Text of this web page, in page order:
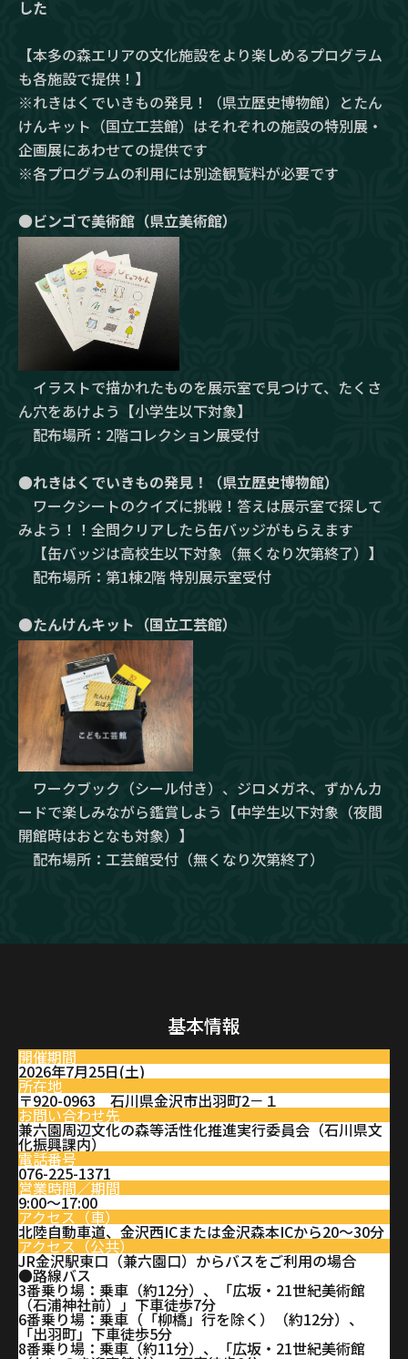
した
【本多の森エリアの文化施設をより楽しめるプログラム
も各施設で提供！】
※れきはくでいきもの発見！（県立歴史博物館）とたん
けんキット（国立工芸館）はそれぞれの施設の特別展・
企画展にあわせての提供です
※各プログラムの利用には別途観覧料が必要です
●ビンゴで美術館（県立美術館）
イラストで描かれたものを展示室で見つけて、たくさ
ん穴をあけよう【小学生以下対象】
配布場所：2階コレクション展受付
●れきはくでいきもの発見！（県立歴史博物館）
ワークシートのクイズに挑戦！答えは展示室で探して
みよう！！全問クリアしたら缶バッジがもらえます
【缶バッジは高校生以下対象（無くなり次第終了）】
配布場所：第1棟2階 特別展示室受付
●たんけんキット（国立工芸館）
ワークブック（シール付き）、ジロメガネ、ずかんカ
ードで楽しみながら鑑賞しよう【中学生以下対象（夜間
開館時はおとなも対象）】
配布場所：工芸館受付（無くなり次第終了）
基本情報
開催期間
2026年7月25日(土)
所在地
〒920-0963 石川県金沢市出羽町2－１
お問い合わせ先
兼六園周辺文化の森等活性化推進実行委員会（石川県文
化振興課内）
電話番号
076-225-1371
営業時間／期間
9:00～17:00
アクセス（車）
北陸自動車道、金沢西ICまたは金沢森本ICから20～30分
アクセス（公共）
JR金沢駅東口（兼六園口）からバスをご利用の場合
●路線バス
3番乗り場：乗車（約12分）、「広坂・21世紀美術館
（石浦神社前）」下車徒歩7分
6番乗り場：乗車（「柳橋」行を除く）（約12分）、
「出羽町」下車徒歩5分
8番乗り場：乗車（約11分）、「広坂・21世紀美術館